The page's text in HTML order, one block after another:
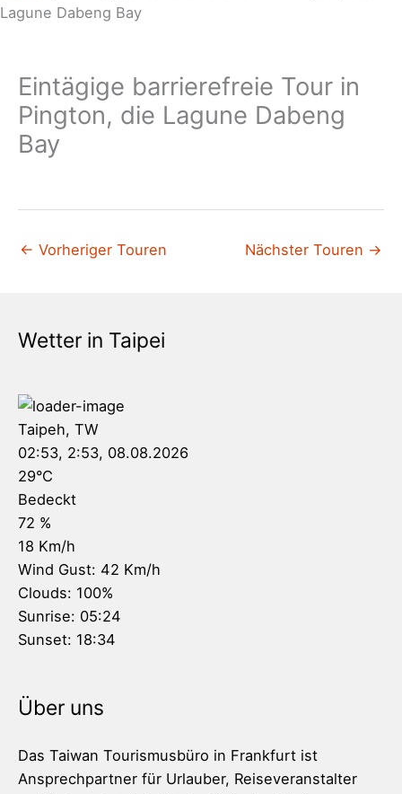
Lagune Dabeng Bay
Eintägige barrierefreie Tour in
Pington, die Lagune Dabeng
Bay
← Vorheriger Touren Nächster Touren →
Wetter in Taipei
Taipeh, TW
02:53, 2:53, 08.08.2026
29°C
Bedeckt
72 %
18 Km/h
Wind Gust: 42 Km/h
Clouds: 100%
Sunrise: 05:24
Sunset: 18:34
Über uns
Das Taiwan Tourismusbüro in Frankfurt ist
Ansprechpartner für Urlauber, Reiseveranstalter